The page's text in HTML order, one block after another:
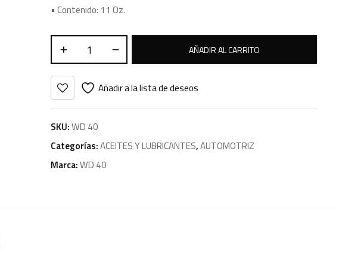
• Contenido: 11 Oz.
AÑADIR AL CARRITO
Añadir a la lista de deseos
SKU:WD 40
Categorías:ACEITES Y LUBRICANTES,AUTOMOTRIZ
Marca:WD 40